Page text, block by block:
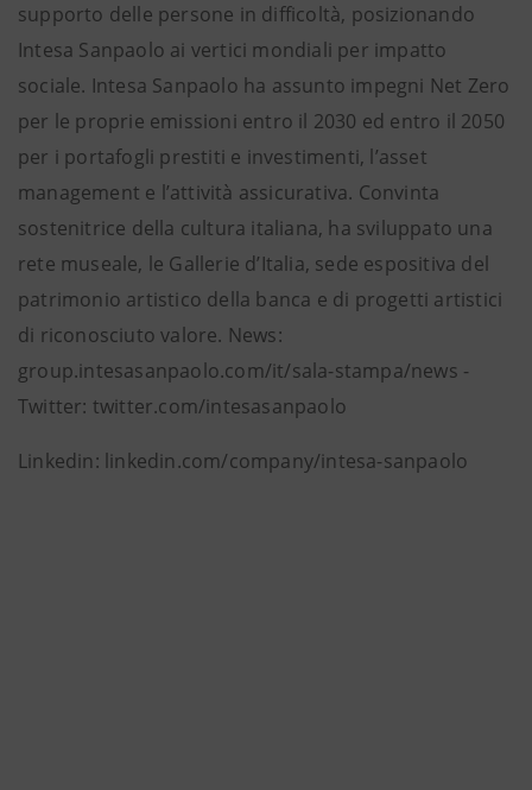
supporto delle persone in difficoltà, posizionando
Intesa Sanpaolo ai vertici mondiali per impatto
sociale. Intesa Sanpaolo ha assunto impegni Net Zero
per le proprie emissioni entro il 2030 ed entro il 2050
per i portafogli prestiti e investimenti, l’asset
management e l’attività assicurativa. Convinta
sostenitrice della cultura italiana, ha sviluppato una
rete museale, le Gallerie d’Italia, sede espositiva del
patrimonio artistico della banca e di progetti artistici
di riconosciuto valore. News:
group.intesasanpaolo.com/it/sala-stampa/news -
Twitter: twitter.com/intesasanpaolo
Linkedin: linkedin.com/company/intesa-sanpaolo